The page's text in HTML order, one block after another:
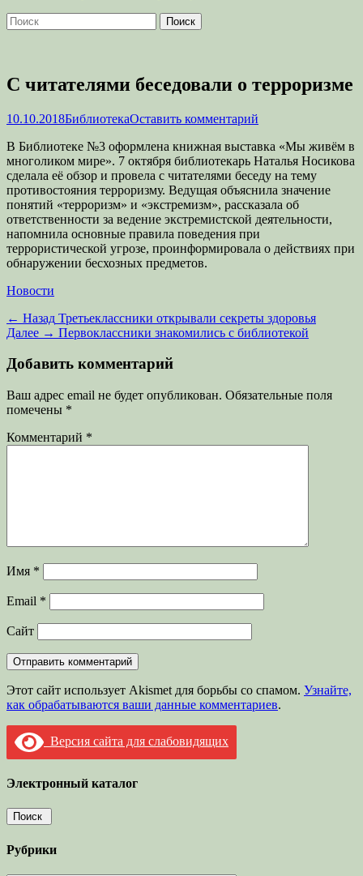
Поиск
Найти:
С читателями беседовали о терроризме
Опубликовано
10.10.2018Автор
БиблиотекаОставить комментарий
В Библиотеке №3 оформлена книжная выставка «Мы живём в
многоликом мире». 7 октября библиотекарь Наталья Носикова
сделала её обзор и провела с читателями беседу на тему
противостояния терроризму. Ведущая объяснила значение
понятий «терроризм» и «экстремизм», рассказала об
ответственности за ведение экстремистской деятельности,
напомнила основные правила поведения при
террористической угрозе, проинформировала о действиях при
обнаружении бесхозных предметов.
Категории
Новости
Навигация
по
записям
← Назад Предыдущая
запись:
Третьеклассники открывали секреты здоровья
Далее → Следующая
Первоклассники знакомились с библиотекой
Добавить комментарий
Ваш адрес email не будет опубликован. Обязательные поля
помечены *
Комментарий *
Имя *
Email *
Сайт
Этот сайт использует Akismet для борьбы со спамом. Узнайте,
как обрабатываются ваши данные комментариев.
Версия сайта для слабовидящих
Электронный каталог
Рубрики